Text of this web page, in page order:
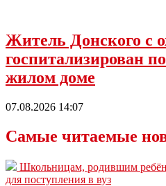
Житель Донского с
госпитализирован
жилом доме
07.08.2026 14:07
Самые читаемые
Школьницам, родившим
для поступления в вуз